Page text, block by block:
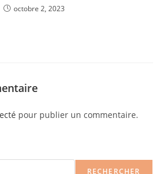
octobre 2, 2023
pour publier un commentaire.
RECHERCHER